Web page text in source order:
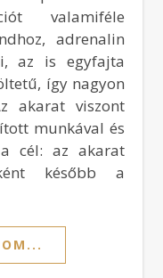
valamiféle
adrenalin
az is egyfajta
így nagyon
akarat viszont
munkával és
cél: az akarat
később a